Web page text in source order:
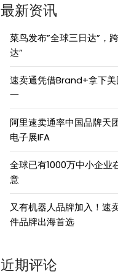
最新资讯
菜鸟发布”全球三日达”，
达”
速卖通凭借Brand+拿下
一
阿里速卖通率中国品牌天
电子展IFA
全球已有1000万中小企
意
又有机器人品牌加入！速
件品牌出海首选
近期评论